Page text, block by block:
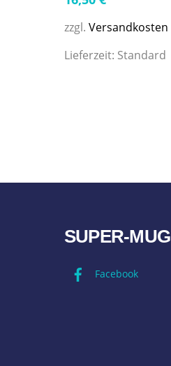
zzgl. Versandkosten
Lieferzeit: Standard
SUPER-MUG
Facebook